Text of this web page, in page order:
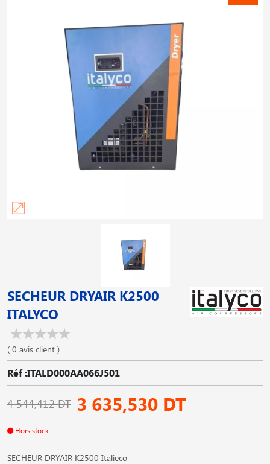
SECHEUR DRYAIR K2500
ITALYCO
( 0 avis client )
Réf :ITALD000AA066J501
4 544,412 DT 3 635,530 DT
Hors stock
SECHEUR DRYAIR K2500 Italieco